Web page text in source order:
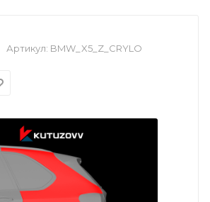
Артикул: BMW_X5_Z_CRYLO